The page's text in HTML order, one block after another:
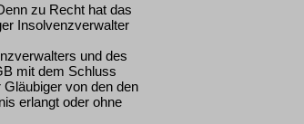
zu Recht hat das
Insolvenzverwalter
und des
mit dem Schluss
von den den
erlangt oder ohne